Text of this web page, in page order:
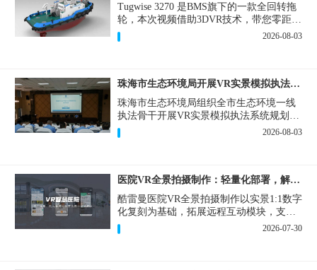
Tugwise 3270 是BMS旗下的一款全回转拖
轮，本次视频借助3DVR技术，带您零距离
透视这艘拖轮的内外构造，沉浸式探索每
一处细节。
2026-08-03
珠海市生态环境局开展VR实景模拟执法专题培训
珠海市生态环境局组织全市生态环境一线
执法骨干开展VR实景模拟执法系统规划建
设和教学培训，持续推进科技赋能生态环
境执法，夯实队伍办案“基本功”。
2026-08-03
医院VR全景拍摄制作：轻量化部署，解决医患真实痛点
酷雷曼医院VR全景拍摄制作以实景1:1数字
化复刻为基础，拓展远程互动模块，支持
定制，轻量化搭建部署，可挂载在公众
号、官网等线上平台。
2026-07-30